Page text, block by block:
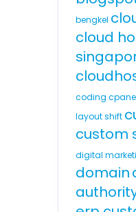
bengkel
cloud
coding
layout shift
custom
digital
domain